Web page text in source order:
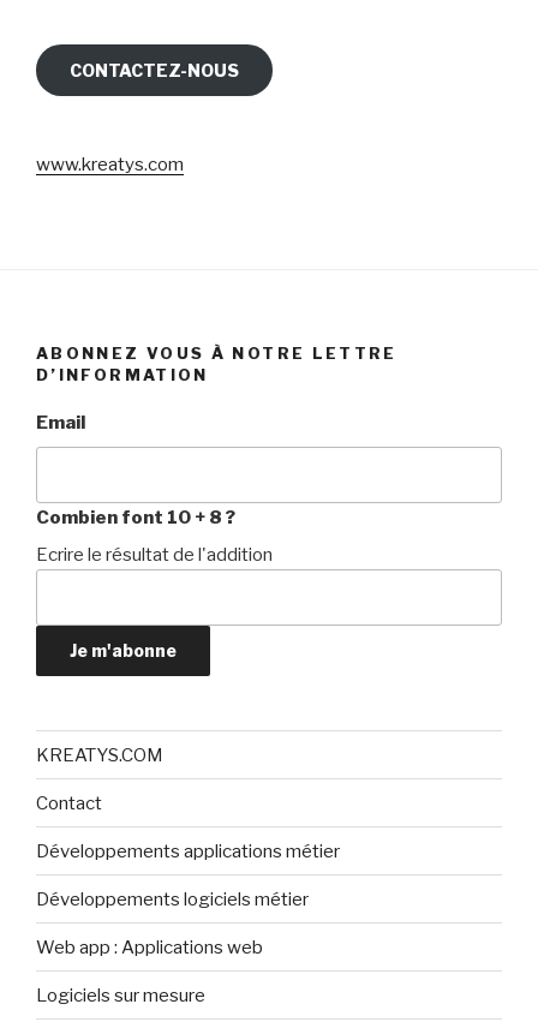
CONTACTEZ-NOUS
www.kreatys.com
ABONNEZ VOUS À NOTRE LETTRE
D’INFORMATION
Email
Combien font 10 + 8 ?
Ecrire le résultat de l'addition
Je m'abonne
KREATYS.COM
Contact
Développements applications métier
Développements logiciels métier
Web app : Applications web
Logiciels sur mesure